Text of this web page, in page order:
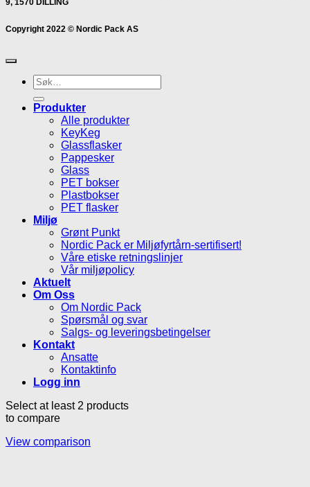
Copyright 2022 © Nordic Pack AS
Søk
etter:
Produkter
Alle produkter
KeyKeg
Glassflasker
Pappesker
Glass
PET bokser
Plastbokser
PET flasker
Miljø
Grønt Punkt
Nordic Pack er Miljøfyrtårn-sertifisert!
Våre etiske retningslinjer
Vår miljøpolicy
Aktuelt
Om Oss
Om Nordic Pack
Spørsmål og svar
Salgs- og leveringsbetingelser
Kontakt
Ansatte
Kontaktinfo
Logg inn
Select at least 2 products
to compare
View comparison